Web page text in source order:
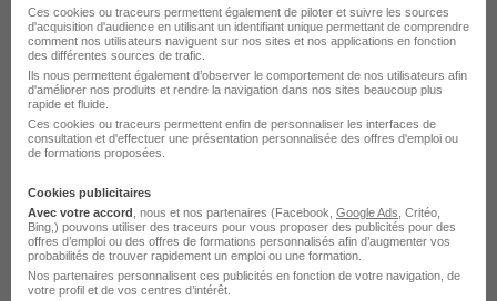
Emploi Conducteur offset Saint-Junien
Emploi Conducteur offset Saint-Lô
Voir toutes les offres Conducteur offset par ville
Parcourez les offres d'emploi par
métier dans
Emploi Rédacteur
Emploi Conducteur offset
Ces cookies ou traceurs permettent également de piloter et suivre les sources
d'acquisition d'audience en utilisant un identifiant unique permettant de comprendre
comment nos utilisateurs naviguent sur nos sites et nos applications en fonction
des différentes sources de trafic.
Ils nous permettent également d’observer le comportement de nos utilisateurs afin
d'améliorer nos produits et rendre la navigation dans nos sites beaucoup plus
rapide et fluide.
Ces cookies ou traceurs permettent enfin de personnaliser les interfaces de
consultation et d'effectuer une présentation personnalisée des offres d'emploi ou
de formations proposées.
Cookies publicitaires
Avec votre accord , nous et nos partenaires (Facebook, Google Ads , Critéo,
Bing,) pouvons utiliser des traceurs pour vous proposer des publicités pour des
offres d’emploi ou des offres de formations personnalisés afin d’augmenter vos
probabilités de trouver rapidement un emploi ou une formation.
Nos partenaires personnalisent ces publicités en fonction de votre navigation, de
votre profil et de vos centres d’intérêt.